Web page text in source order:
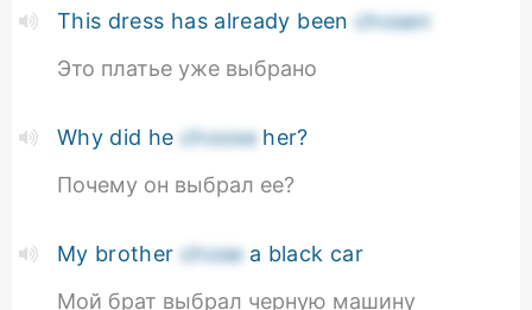
This dress has already been chosen
Это платье уже выбрано
Why did he chooseher?
Почему он выбрал ее?
My brother chosea black car
Мой брат выбрал черную машину